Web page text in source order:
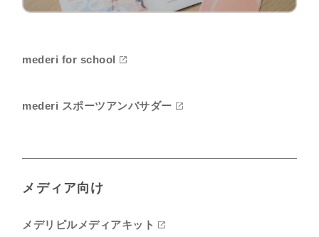
mederi for school
mederi スポーツアンバサダー
メディア向け
メデリピルメディアキット